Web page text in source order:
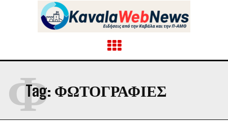
Tag: ΦΩΤΟΓΡΑΦΙΕΣ
Φ